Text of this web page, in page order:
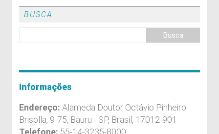
BUSCA
Informações
Endereço: Alameda Doutor Octávio Pinheiro
Brisolla, 9-75, Bauru - SP, Brasil, 17012-901